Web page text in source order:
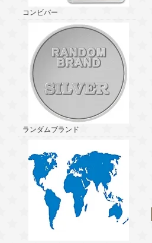
コンビバー
ランダムブランド